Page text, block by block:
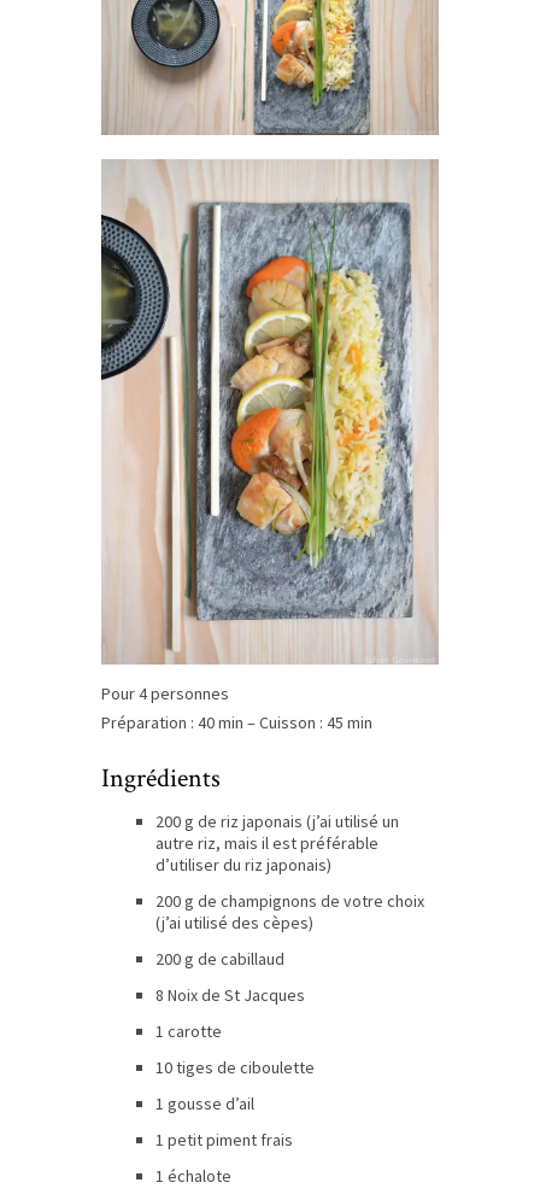
Pour 4 personnes
Préparation : 40 min – Cuisson : 45 min
Ingrédients
200 g de riz japonais (j’ai utilisé un
autre riz, mais il est préférable
d’utiliser du riz japonais)
200 g de champignons de votre choix
(j’ai utilisé des cèpes)
200 g de cabillaud
8 Noix de St Jacques
1 carotte
10 tiges de ciboulette
1 gousse d’ail
1 petit piment frais
1 échalote